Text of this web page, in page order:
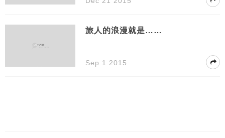
旅人的浪漫就是……
Sep 1 2015